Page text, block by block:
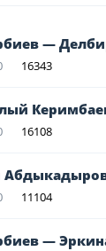
—
16343
16108
11104
—